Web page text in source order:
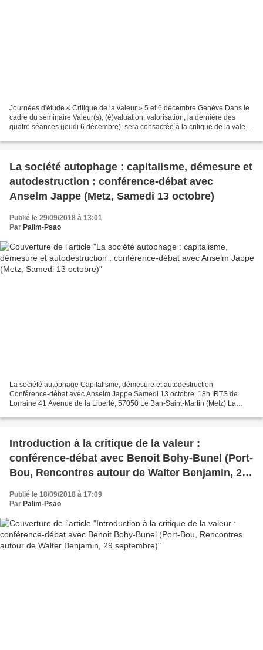
Journées d'étude « Critique de la valeur » 5 et 6 décembre Genève Dans le
cadre du séminaire Valeur(s), (é)valuation, valorisation, la dernière des
quatre séances (jeudi 6 décembre), sera consacrée à la critique de la valeur
La société autophage : capitalisme, démesure et
autodestruction : conférence-débat avec
Anselm Jappe (Metz, Samedi 13 octobre)
Publié le 29/09/2018 à 13:01
Par Palim-Psao
La société autophage Capitalisme, démesure et autodestruction
Conférence-débat avec Anselm Jappe Samedi 13 octobre, 18h IRTS de
Lorraine 41 Avenue de la Liberté, 57050 Le Ban-Saint-Martin (Metz) La
Introduction à la critique de la valeur :
conférence-débat avec Benoit Bohy-Bunel (Port-
Bou, Rencontres autour de Walter Benjamin, 29
Publié le 18/09/2018 à 17:09
Par Palim-Psao